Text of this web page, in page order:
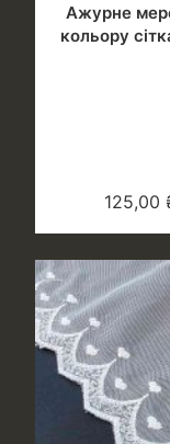
Ажурне
кольору
125,00